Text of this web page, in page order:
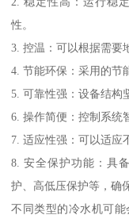
性。
3. 控温：可以根据需要
4. 节能环保：采用的节
5. 可靠性强：设备结构
6. 操作简便：控制系统
7. 适应性强：可以适应
8. 安全保护功能：具
护、高低压保护等，确
不同类型的冷水机可